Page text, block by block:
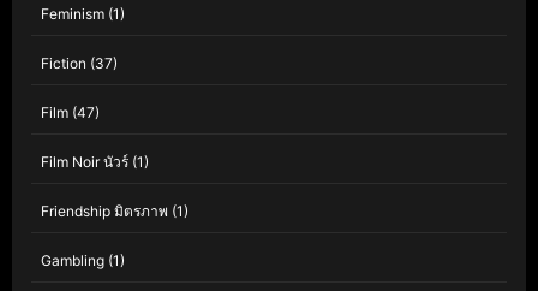
Feminism (1)
Fiction (37)
Film (47)
Film Noir นัวร์ (1)
Friendship มิตรภาพ (1)
Gambling (1)